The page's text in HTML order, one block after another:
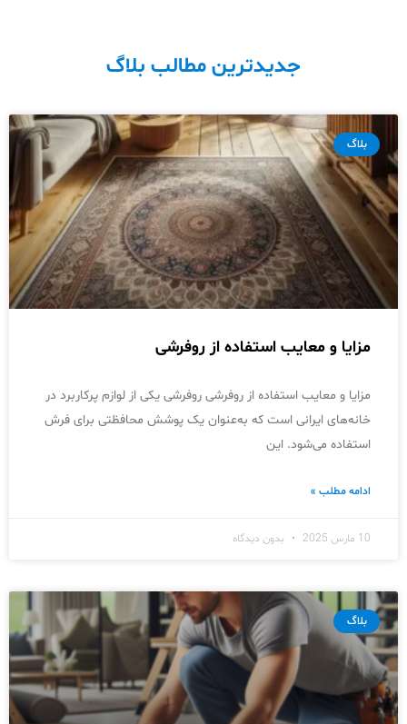
جدیدترین مطالب بلاگ
بلاگ
مزایا و معایب استفاده از روفرشی
مزایا و معایب استفاده از روفرشی روفرشی یکی از لوازم پرکاربرد در
خانه‌های ایرانی است که به‌عنوان یک پوشش محافظتی برای فرش
استفاده می‌شود. این
ادامه مطلب »
10 مارس 2025 بدون دیدگاه
بلاگ